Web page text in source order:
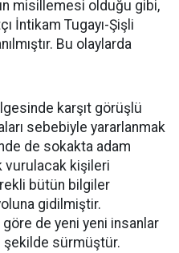
misillemesi olduğu gibi,
İntikam Tugayı-Şişli
Bu olaylarda
karşıt görüşlü
sebebiyle yararlanmak
de sokakta adam
vurulacak kişileri
bütün bilgiler
gidilmiştir.
de yeni yeni insanlar
şekilde sürmüştür.